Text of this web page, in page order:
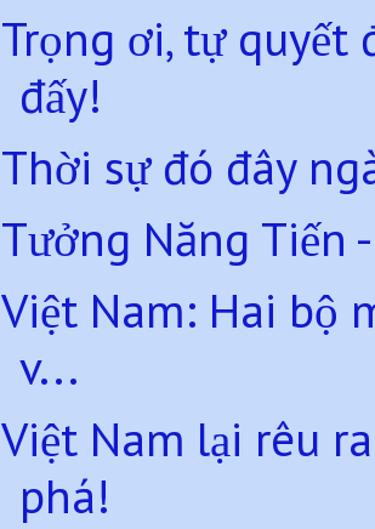
Trọng ơi, tự quyết
đấy!
Thời sự đó đây
Tưởng Năng Tiến
Việt Nam: Hai bộ
v...
Việt Nam lại rêu
phá!